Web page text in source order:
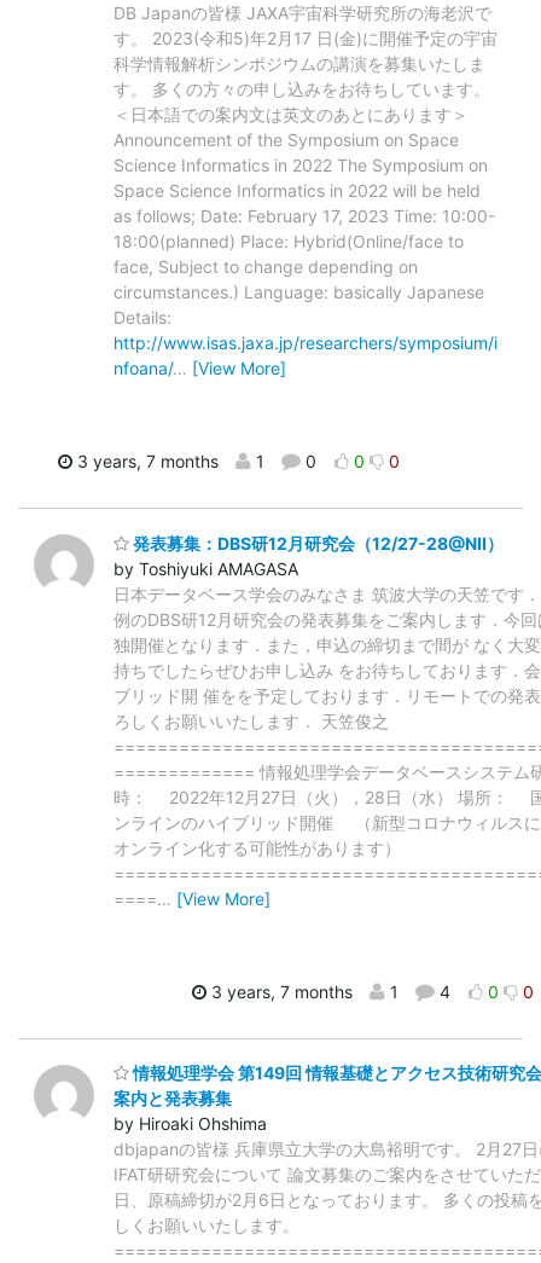
DB Japanの皆様 JAXA宇宙科学研究所の海老沢で
す。 2023(令和5)年2月17 日(金)に開催予定の宇宙
科学情報解析シンポジウムの講演を募集いたしま
す。 多くの方々の申し込みをお待ちしています。
＜日本語での案内文は英文のあとにあります＞
Announcement of the Symposium on Space
Science Informatics in 2022 The Symposium on
Space Science Informatics in 2022 will be held
as follows; Date: February 17, 2023 Time: 10:00-
18:00(planned) Place: Hybrid(Online/face to
face, Subject to change depending on
circumstances.) Language: basically Japanese
Details:
http://www.isas.jaxa.jp/researchers/symposium/i
nfoana/… [View More]
3 years, 7 months 1 0 0 0
発表募集：DBS研12月研究会（12/27-28@NII）
by Toshiyuki AMAGASA
日本データベース学会のみなさま 筑波大学の天笠です
例のDBS研12月研究会の発表募集をご案内します．今
独開催となります．また，申込の締切まで間が なく大
持ちでしたらぜひお申し込み をお待ちしております．
ブリッド開 催をを予定しております．リモートでの発
ろしくお願いいたします． 天笠俊之
============= 情報処理学会データベースシステム
時： 2022年12月27日（火），28日（水） 場所：
ンラインのハイブリッド開催 （新型コロナウィルス
オンライン化する可能性があります）
====… [View More]
3 years, 7 months 1 4 0 0
情報処理学会 第149回 情報基礎とアクセス技術研究
案内と発表募集
by Hiroaki Ohshima
dbjapanの皆様 兵庫県立大学の大島裕明です。 2月27
IFAT研研究会について 論文募集のご案内をさせていた
日、原稿締切が2月6日となっております。 多くの投稿
しくお願いいたします。